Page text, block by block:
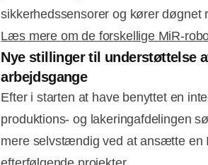
sikkerhedssensorer og kører døgnet
Læs mere om de forskellige MiR-
Nye stillinger til understøttelse
arbejdsgange
Efter i starten at have benyttet en
produktions- og lakeringafdelingen
mere selvstændig ved at ansætte en